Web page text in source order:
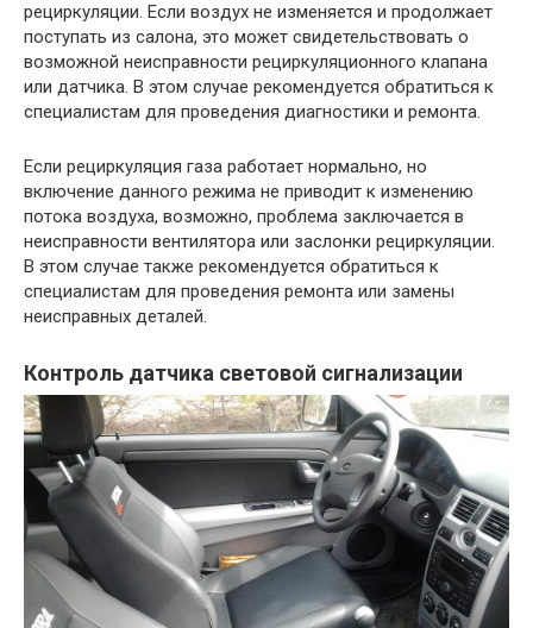
рециркуляции. Если воздух не изменяется и продолжает
поступать из салона, это может свидетельствовать о
возможной неисправности рециркуляционного клапана
или датчика. В этом случае рекомендуется обратиться к
специалистам для проведения диагностики и ремонта.
Если рециркуляция газа работает нормально, но
включение данного режима не приводит к изменению
потока воздуха, возможно, проблема заключается в
неисправности вентилятора или заслонки рециркуляции.
В этом случае также рекомендуется обратиться к
специалистам для проведения ремонта или замены
неисправных деталей.
Контроль датчика световой сигнализации